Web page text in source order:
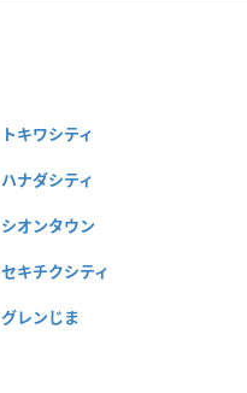
トキワシティ
ハナダシティ
シオンタウン
セキチクシティ
グレンじま